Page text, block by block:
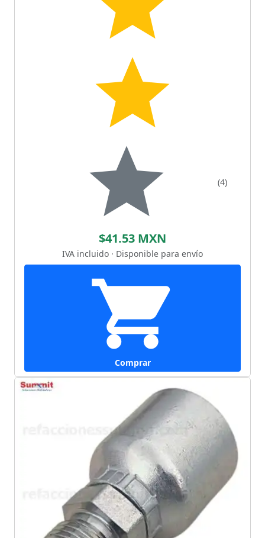
(4)
$41.53 MXN
IVA incluido · Disponible para envío
Comprar